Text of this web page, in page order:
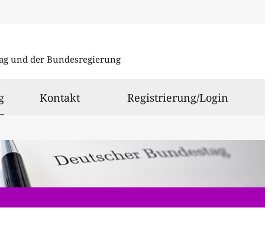
und der Bundesregierung
ausgewählt
Kontakt Registrierung/Login